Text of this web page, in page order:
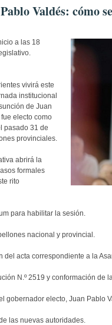
Valdés: cómo
a las 18
vivirá este
institucional
de Juan
electo como
pasado 31 de
provinciales.
abrirá la
formales
rito
para habilitar la sesión.
nacional y provincial.
del acta correspondiente a la
N.º 2519 y conformación de
gobernador electo, Juan Pablo
las nuevas autoridades.